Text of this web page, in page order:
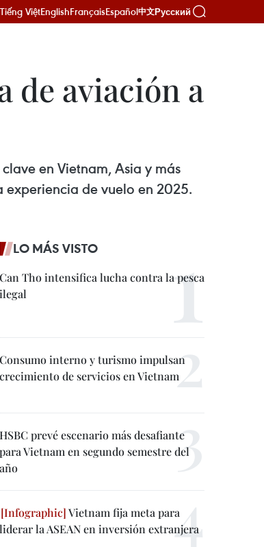
Tiếng ViệtEnglishFrançaisEspañol中文Русский
de aviación a
en Vietnam, Asia y más
de vuelo en 2025.
LO MÁS VISTO
Can Tho intensifica lucha contra la pesca
ilegal
Consumo interno y turismo impulsan
crecimiento de servicios en Vietnam
HSBC prevé escenario más desafiante
para Vietnam en segundo semestre del
año
Vietnam fija meta para
liderar la ASEAN en inversión extranjera